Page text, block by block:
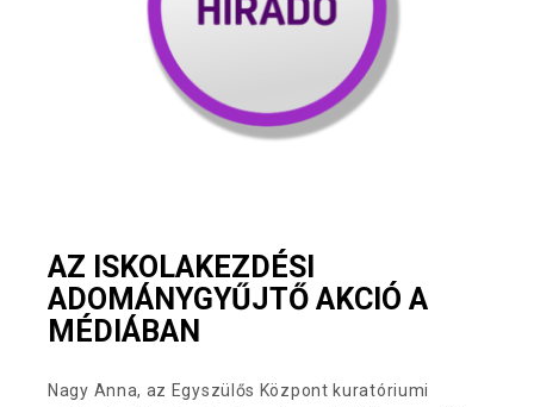
AZ ISKOLAKEZDÉSI
ADOMÁNYGYŰJTŐ AKCIÓ A
MÉDIÁBAN
Nagy Anna, az Egyszülős Központ kuratóriumi